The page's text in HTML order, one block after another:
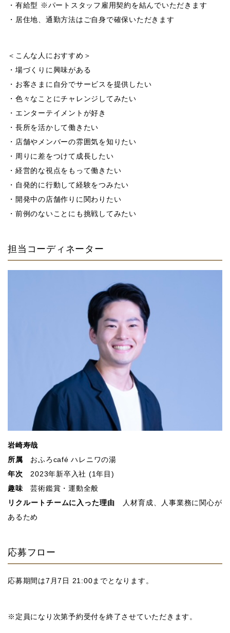
・有給型 ※パートスタッフ雇用契約を結んでいただきます
・居住地、通勤方法はご自身で確保いただきます
＜こんな人におすすめ＞
・場づくりに興味がある
・お客さまに自分でサービスを提供したい
・色々なことにチャレンジしてみたい
・エンターテイメントが好き
・長所を活かして働きたい
・店舗やメンバーの雰囲気を知りたい
・周りに差をつけて成長したい
・経営的な視点をもって働きたい
・自発的に行動して経験をつみたい
・開発中の店舗作りに関わりたい
・前例のないことにも挑戦してみたい
担当コーディネーター
岩崎寿哉
所属 おふろcafé ハレニワの湯
年次 2023年新卒入社 (1年目)
趣味 芸術鑑賞・運動全般
リクルートチームに入った理由 人材育成、人事業務に関心が
あるため
応募フロー
応募期間は7月7日 21:00までとなります。
※定員になり次第予約受付を終了させていただきます。